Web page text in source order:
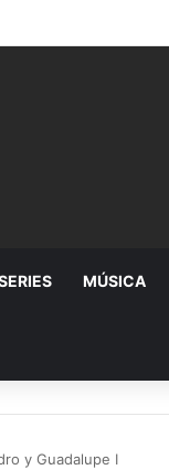
grupo de
MÚSICA
y Guadalupe I